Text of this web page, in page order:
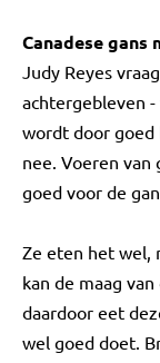
Canadese gans
Judy Reyes
achtergebleven
wordt door goed
nee. Voeren
goed voor de
Ze eten het wel,
kan de maag
daardoor eet
wel goed doet.